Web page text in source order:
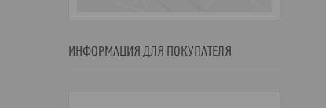
ИНФОРМАЦИЯ ДЛЯ ПОКУПАТЕЛЯ